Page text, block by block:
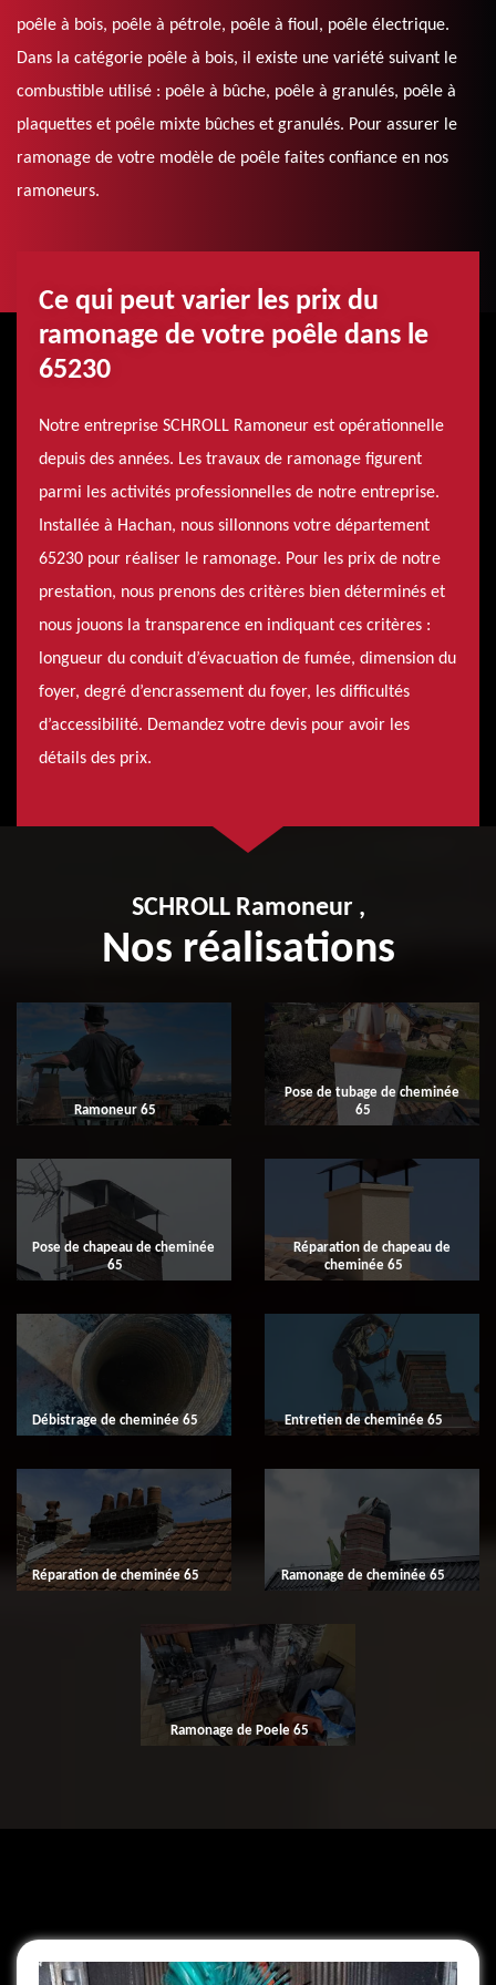
poêle à bois, poêle à pétrole, poêle à fioul, poêle électrique.
Dans la catégorie poêle à bois, il existe une variété suivant le
combustible utilisé : poêle à bûche, poêle à granulés, poêle à
plaquettes et poêle mixte bûches et granulés. Pour assurer le
ramonage de votre modèle de poêle faites confiance en nos
ramoneurs.
Ce qui peut varier les prix du
ramonage de votre poêle dans le
65230
Notre entreprise SCHROLL Ramoneur est opérationnelle
depuis des années. Les travaux de ramonage figurent
parmi les activités professionnelles de notre entreprise.
Installée à Hachan, nous sillonnons votre département
65230 pour réaliser le ramonage. Pour les prix de notre
prestation, nous prenons des critères bien déterminés et
nous jouons la transparence en indiquant ces critères :
longueur du conduit d’évacuation de fumée, dimension du
foyer, degré d’encrassement du foyer, les difficultés
d’accessibilité. Demandez votre devis pour avoir les
détails des prix.
SCHROLL Ramoneur ,
Nos réalisations
Ramoneur 65
Pose de tubage de cheminée
65
Pose de chapeau de cheminée
65
Réparation de chapeau de
cheminée 65
Débistrage de cheminée 65 Entretien de cheminée 65
Réparation de cheminée 65 Ramonage de cheminée 65
Ramonage de Poele 65